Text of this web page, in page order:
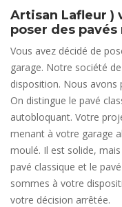
Artisan Lafleur )
poser des
Vous avez décidé de
garage. Notre société
disposition. Nous avons
On distingue le pavé
autobloquant. Votre
menant à votre garage
moulé. Il est solide,
pavé classique et le
sommes à votre
votre décision arrêtée.